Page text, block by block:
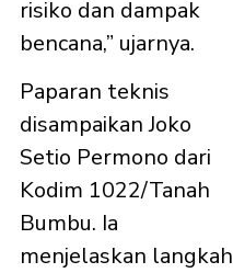
risiko dan dampak
bencana,” ujarnya.
Paparan teknis
disampaikan Joko
Setio Permono dari
Kodim 1022/Tanah
Bumbu. Ia
menjelaskan langkah